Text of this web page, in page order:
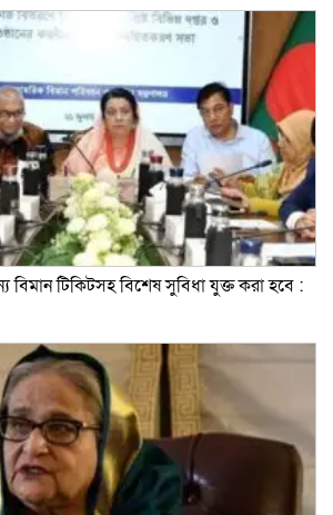
বিমান টিকিটসহ বিশেষ সুবিধা যুক্ত করা হবে :